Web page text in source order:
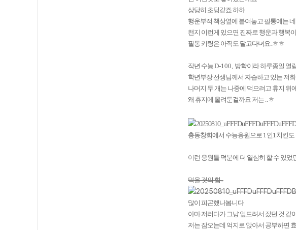
상당히 초딩같죠 하하
행운부적 책상옆에 붙여놓고 필통에는
왠지 이런게 있으면 진짜로 행운과 행복
필통 키링은 아직도 달고다녀요..ㅎㅎ
작년 수능D-100, 방학이라 하루종일 열
학년부장 선생님께서 자습하고 있는 저
나머지 두 개는 나중에 먹으려고 휴지 위
왜 휴지에 올려둔걸까요 저는 ..ㅎ
총동창회에서 수능응원으로 1 인1 치킨도
이런 응원들 덕분에 더 열심히 할 수 있었
먹을 것의 힘..
많이 피곤했나봅니다
아마 저러다가 그냥 엎드려서 잤던 것 같
저는 잠오는데 억지로 앉아서 공부하면